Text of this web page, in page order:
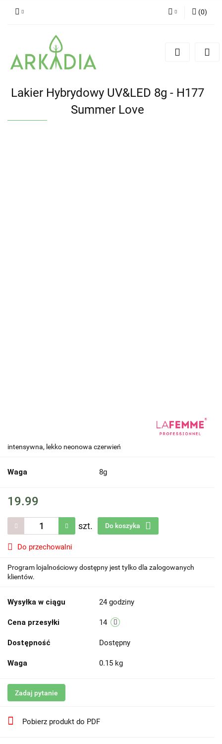
(0)
Lakier Hybrydowy UV&LED 8g - H177
Summer Love
intensywna, lekko neonowa czerwień
Waga 8g
19.99
szt. Do koszyka
Do przechowalni
Program lojalnościowy dostępny jest tylko dla zalogowanych
klientów.
Wysyłka w ciągu 24 godziny
Cena przesyłki 14
Dostępność Dostępny
Waga 0.15 kg
Zadaj pytanie
Pobierz produkt do PDF